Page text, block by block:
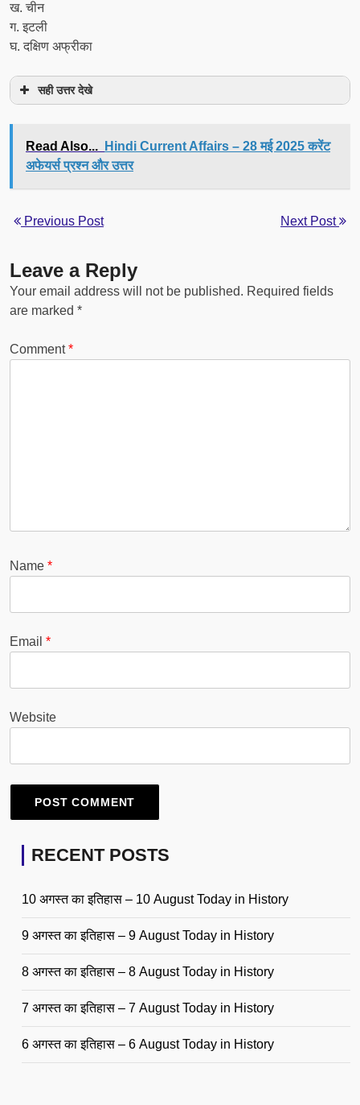
ख. चीन
ग. इटली
घ. दक्षिण अफ्रीका
सही उत्तर देखे
Read Also...
Hindi Current Affairs – 28 मई 2025 करेंट
अफेयर्स प्रश्न और उत्तर
Previous Post Next Post
Leave a Reply
Your email address will not be published. Required fields
are marked *
Comment*
Name *
Email *
Website
RECENT POSTS
10 अगस्त का इतिहास – 10 August Today in History
9 अगस्त का इतिहास – 9 August Today in History
8 अगस्त का इतिहास – 8 August Today in History
7 अगस्त का इतिहास – 7 August Today in History
6 अगस्त का इतिहास – 6 August Today in History